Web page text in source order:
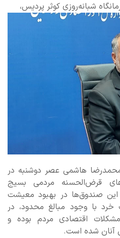
شبانه‌روزی کوثر پردیس،
هاشمی عصر دوشنبه در
قرض‌الحسنه مردمی بسیج
این صندوق‌ها در بهبود معیشت
خرد با وجود مبالغ محدود، در
اقتصادی مردم بوده و
آنان شده است.